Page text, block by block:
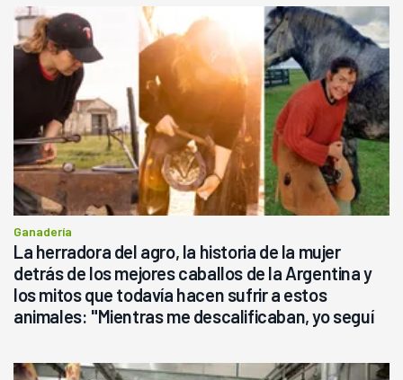
Ganadería
La herradora del agro, la historia de la mujer
detrás de los mejores caballos de la Argentina y
los mitos que todavía hacen sufrir a estos
animales: "Mientras me descalificaban, yo seguí